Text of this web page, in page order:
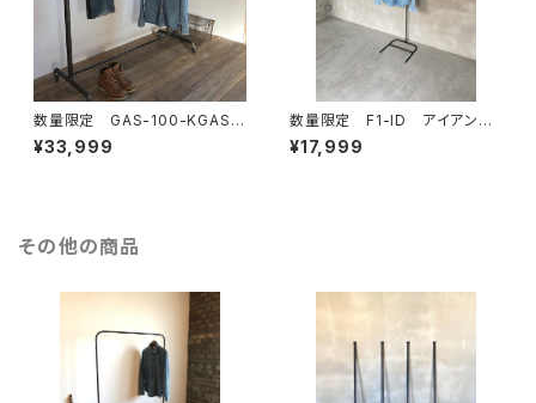
数量限定 GAS-100-KGAS
アイアン ハンガーラック パイ
プ ガス管 インダストリアル
¥33,999
数量限定 F1-ID アイアン
ハンガーラック シンプル アイ
アン家具 インダストリアル ブ
¥17,999
その他の商品